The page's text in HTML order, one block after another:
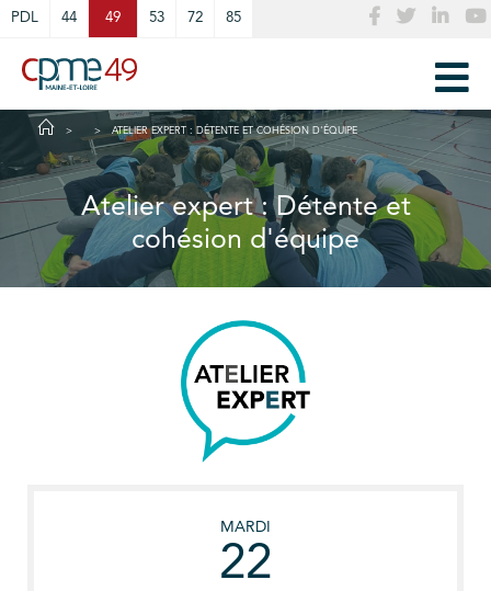
PDL 44 49 53 72 85
ATELIER EXPERT : DÉTENTE ET COHÉSION D'ÉQUIPE
Atelier expert : Détente et
cohésion d'équipe
MARDI
22
Cookies management panel